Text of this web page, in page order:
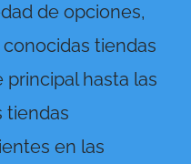
de opciones,
tiendas
principal hasta las
tiendas
en las